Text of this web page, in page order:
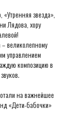
звезда»,
Лядова, хору
– великолепному
управлением
композицию в
на важнейшее
«Дети-бабочки»